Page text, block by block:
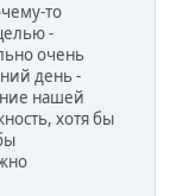
то
-
очень
день -
нашей
хотя бы